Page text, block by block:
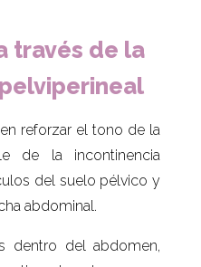
través de la
reforzar el tono de la
de la incontinencia
del suelo pélvico y
abdominal.
dentro del abdomen,